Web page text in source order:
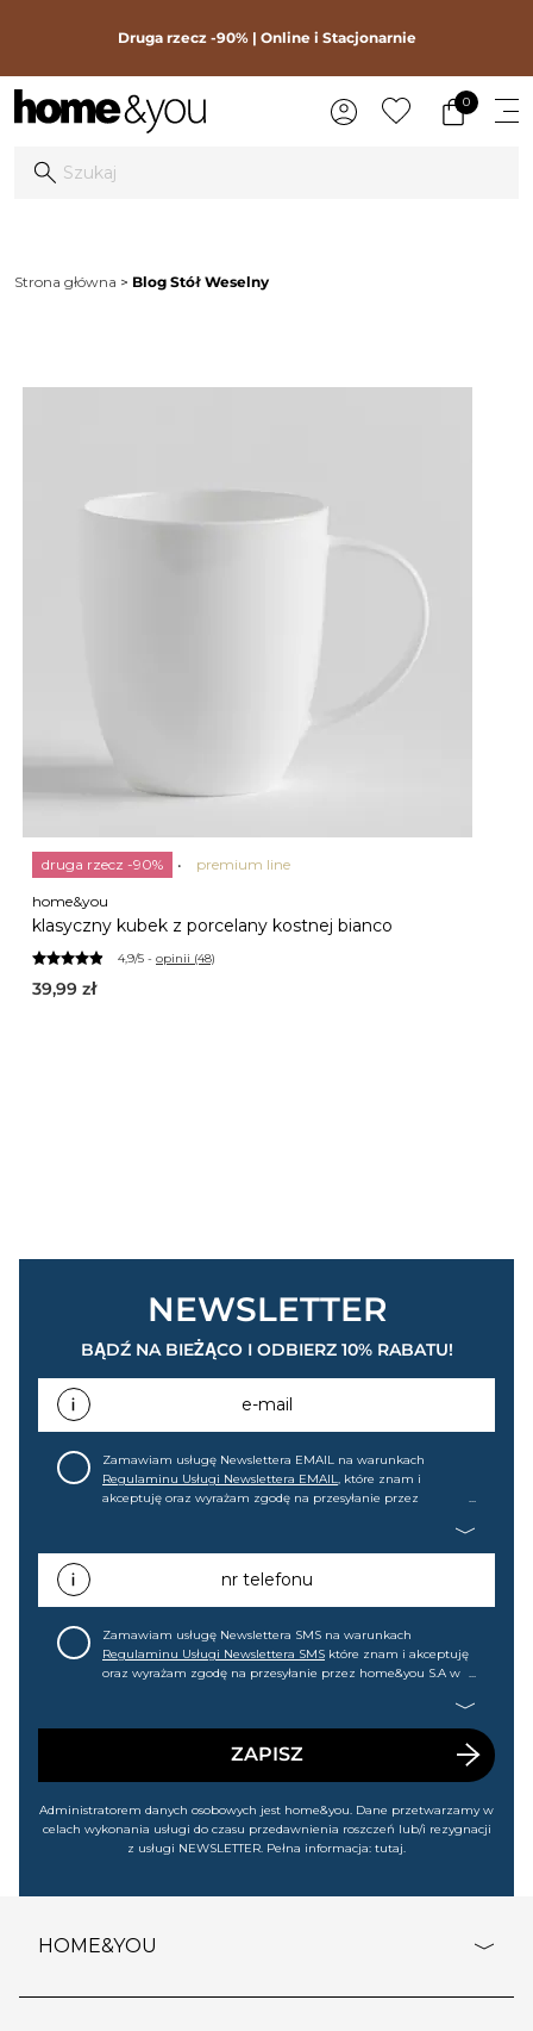
Druga rzecz -90% | Online i Stacjonarnie
0
Strona główna Blog Stół Weselny
druga rzecz -90% premium line
home&you
klasyczny kubek z porcelany kostnej bianco
4,9/5 - opinii (48)
39,99 zł
NEWSLETTER
BĄDŹ NA BIEŻĄCO I ODBIERZ 10% RABATU!
e-mail
Zamawiam usługę Newslettera EMAIL na warunkach
Regulaminu Usługi Newslettera EMAIL, które znam i
akceptuję oraz wyrażam zgodę na przesyłanie przez
promocjach, wyprzedażach). Wiem, że mogę tę zgodę w
każdej chwili cofnąć.nr telefonu
Zamawiam usługę Newslettera SMS na warunkach
Regulaminu Usługi Newslettera SMS które znam i akceptuję
oraz wyrażam zgodę na przesyłanie przez home&you S.A w
wyprzedażach). Wiem, że mogę tę zgodę w każdej chwili
ZAPISZ
Administratorem danych osobowych jest home&you. Dane przetwarzamy w
celach wykonania usługi do czasu przedawnienia roszczeń lub/i rezygnacji
z usługi NEWSLETTER. Pełna informacja: tutaj.
HOME&YOU